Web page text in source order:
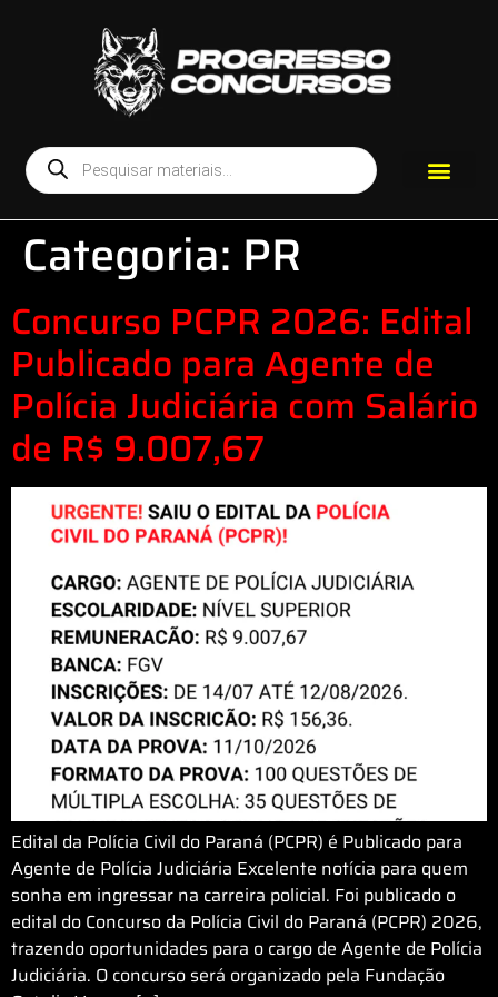
Categoria: PR
Concurso PCPR 2026: Edital
Publicado para Agente de
Polícia Judiciária com Salário
de R$ 9.007,67
Edital da Polícia Civil do Paraná (PCPR) é Publicado para
Agente de Polícia Judiciária Excelente notícia para quem
sonha em ingressar na carreira policial. Foi publicado o
edital do Concurso da Polícia Civil do Paraná (PCPR) 2026,
trazendo oportunidades para o cargo de Agente de Polícia
Judiciária. O concurso será organizado pela Fundação